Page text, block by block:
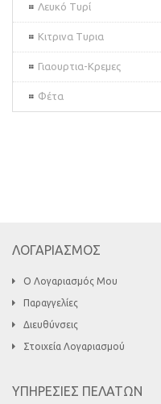
Λευκό Τυρί
Κιτρινα Τυρια
Γιαουρτια-Κρεμες
Φέτα
ΛΟΓΑΡΙΑΣΜΟΣ
Ο Λογαριασμός Μου
Παραγγελίες
Διευθύνσεις
Στοιχεία Λογαριασμού
ΥΠΗΡΕΣΙΕΣ ΠΕΛΑΤΩΝ